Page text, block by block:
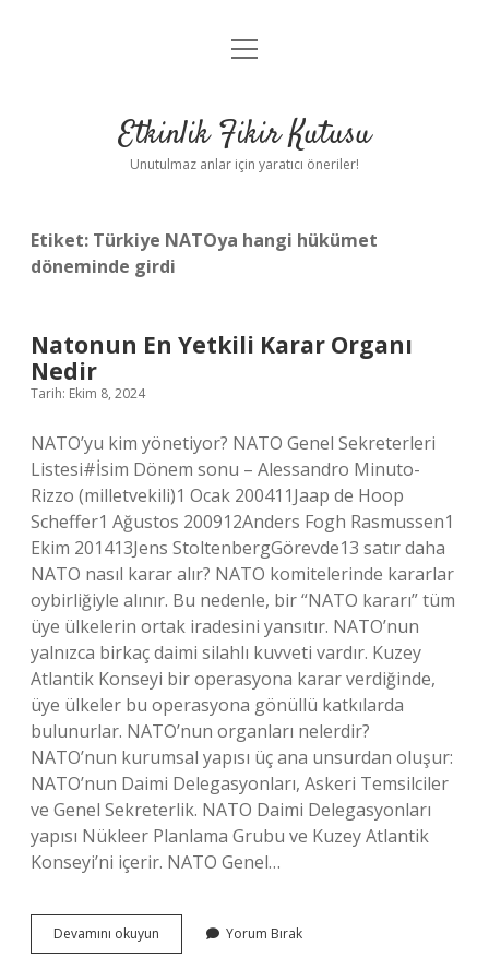
Anasayfa
Yasal Uyarı
menüyü
Etkinlik Fikir Kutusu
Unutulmaz anlar için yaratıcı öneriler!
Etiket: Türkiye NATOya hangi hükümet
döneminde girdi
Natonun En Yetkili Karar Organı
Nedir
Tarih: Ekim 8, 2024
NATO’yu kim yönetiyor? NATO Genel Sekreterleri
Listesi#İsim Dönem sonu – Alessandro Minuto-
Rizzo (milletvekili)1 Ocak 200411Jaap de Hoop
Scheffer1 Ağustos 200912Anders Fogh Rasmussen1
Ekim 201413Jens StoltenbergGörevde13 satır daha
NATO nasıl karar alır? NATO komitelerinde kararlar
oybirliğiyle alınır. Bu nedenle, bir “NATO kararı” tüm
üye ülkelerin ortak iradesini yansıtır. NATO’nun
yalnızca birkaç daimi silahlı kuvveti vardır. Kuzey
Atlantik Konseyi bir operasyona karar verdiğinde,
üye ülkeler bu operasyona gönüllü katkılarda
bulunurlar. NATO’nun organları nelerdir?
NATO’nun kurumsal yapısı üç ana unsurdan oluşur:
NATO’nun Daimi Delegasyonları, Askeri Temsilciler
ve Genel Sekreterlik. NATO Daimi Delegasyonları
yapısı Nükleer Planlama Grubu ve Kuzey Atlantik
Konseyi’ni içerir. NATO Genel…
Devamını okuyun Natonun
En
Yorum Bırak